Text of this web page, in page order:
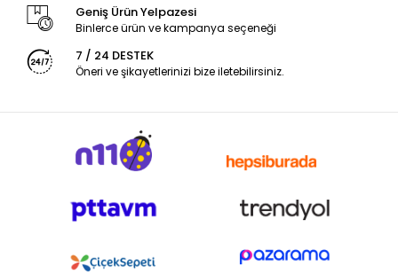
Geniş Ürün Yelpazesi
Binlerce ürün ve kampanya seçeneği
7 / 24 DESTEK
Öneri ve şikayetlerinizi bize iletebilirsiniz.